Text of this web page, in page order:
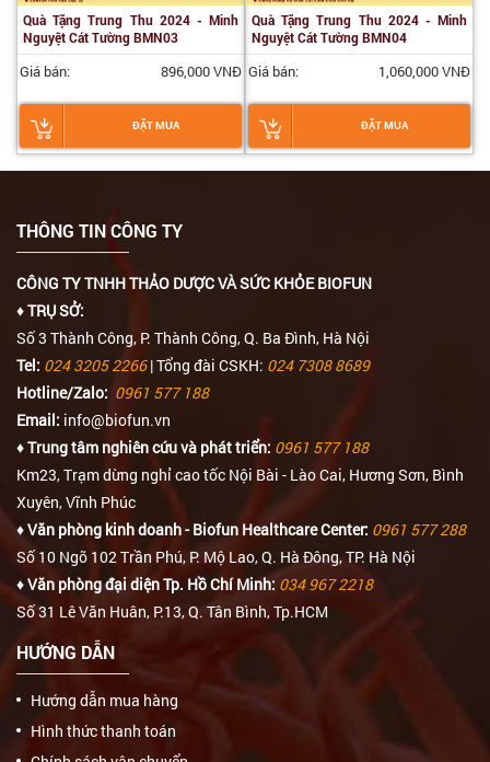
Quà Tặng Trung Thu 2024 - Minh
Nguyệt Cát Tường BMN03
Giá bán: 896,000 VNĐ
ĐẶT MUA
Quà Tặng Trung Thu 2024 - Minh
Nguyệt Cát Tường BMN04
Giá bán: 1,060,000 VNĐ
ĐẶT MUA
THÔNG TIN CÔNG TY
CÔNG TY TNHH THẢO DƯỢC VÀ SỨC KHỎE BIOFUN
♦ TRỤ SỞ:
Số 3 Thành Công, P. Thành Công, Q. Ba Đình, Hà Nội
Tel: 024 3205 2266| Tổng đài CSKH: 024 7308 8689
Hotline/Zalo: 0961 577 188
Email: info@biofun.vn
♦ Trung tâm nghiên cứu và phát triển: 0961 577 188
Km23, Trạm dừng nghỉ cao tốc Nội Bài - Lào Cai, Hương Sơn, Bình
Xuyên, Vĩnh Phúc
♦ Văn phòng kinh doanh - Biofun Healthcare Center: 0961 577 288
Số 10 Ngõ 102 Trần Phú, P. Mộ Lao, Q. Hà Đông, TP. Hà Nội
♦ Văn phòng đại diện Tp. Hồ Chí Minh: 034 967 2218
Số 31 Lê Văn Huân, P.13, Q. Tân Bình, Tp.HCM
HƯỚNG DẪN
Hướng dẫn mua hàng
Hình thức thanh toán